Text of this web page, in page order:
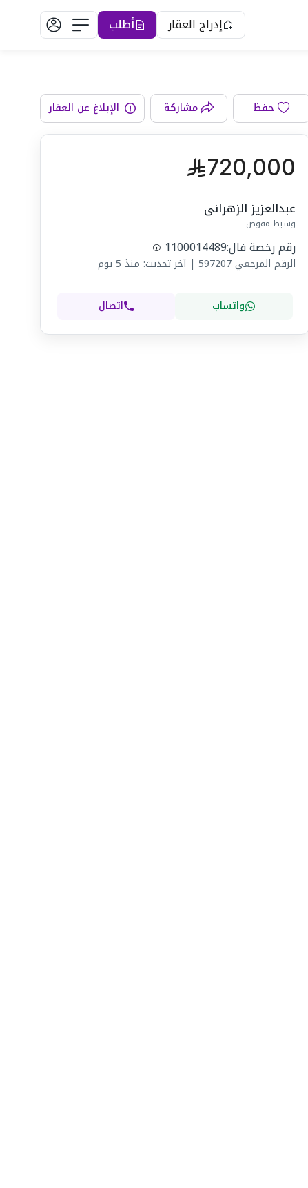
إدراج العقار أطلب
دورات المياه
حفظ مشاركة الإبلاغ عن العقار
720,000
عبدالعزيز الزهراني
وسيط مفوض
رقم رخصة فال:1100014489
الرقم المرجعي597207
|آخر تحديث: منذ 5 يوم
واتساب اتصال